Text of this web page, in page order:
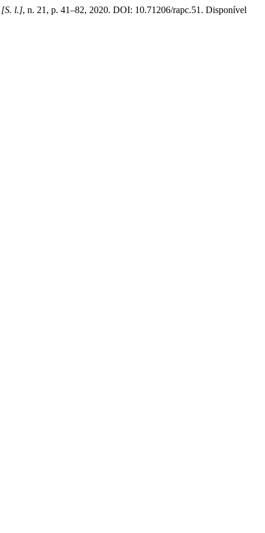
[S. l.], n. 21, p. 41–82, 2020. DOI: 10.71206/rapc.51. Disponível